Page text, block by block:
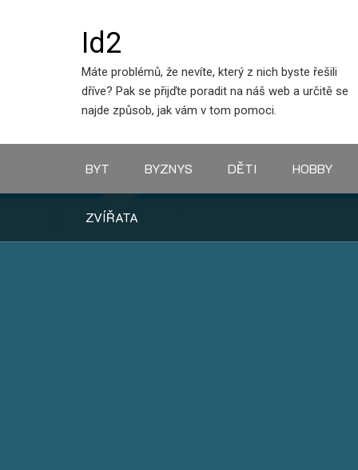
Id2
Máte problémů, že nevíte, který z nich byste řešili
dříve? Pak se přijďte poradit na náš web a určitě se
najde způsob, jak vám v tom pomoci.
BYT BYZNYS DĚTI HOBBY
ZVÍŘATA